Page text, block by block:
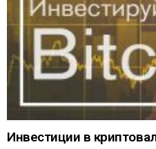
Инвестиции в